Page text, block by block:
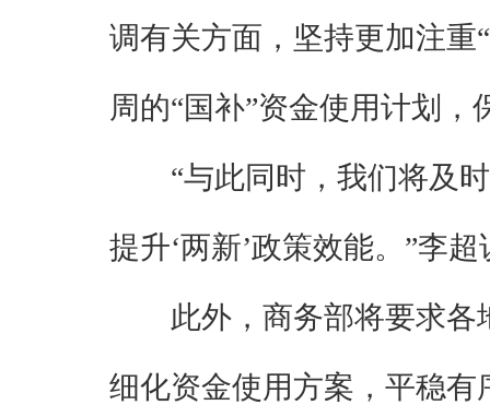
调有关方面，坚持更加注重
周的“国补”资金使用计划
“与此同时，我们将及
提升‘两新’政策效能。”李超
此外，商务部将要求
细化资金使用方案，平稳